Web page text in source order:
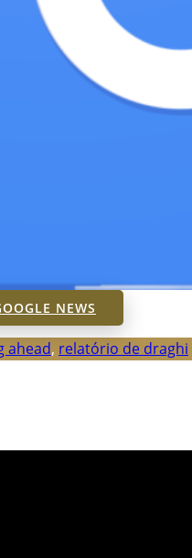
NEWS
ahead, relatório de draghi